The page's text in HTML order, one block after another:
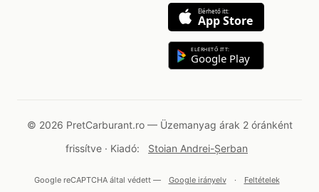
Elérhető itt:
App Store
ELÉRHETŐ ITT:
Google Play
© 2026 PretCarburant.ro — Üzemanyag árak 2 óránként
frissítve · Kiadó:
Stoian Andrei-Șerban
Google reCAPTCHA által védett — Google irányelv · Feltételek